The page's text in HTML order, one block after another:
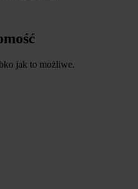
jak to możliwe.